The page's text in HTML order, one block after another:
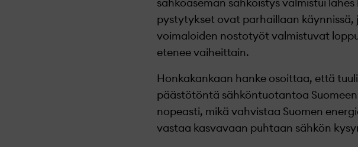
sähköaseman sähköistys valmistui
pystytykset ovat parhaillaan
voimaloiden nostotyöt valmistuvat
etenee vaiheittain.
Honkakankaan hanke osoittaa, että
päästötöntä sähköntuotantoa
nopeasti, mikä vahvistaa Suomen
vastaa kasvavaan puhtaan sähkön